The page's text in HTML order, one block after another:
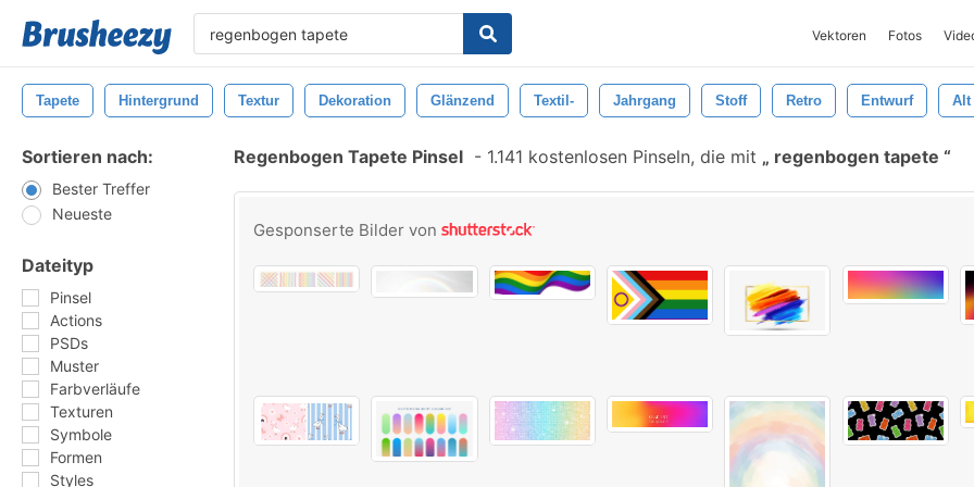
Vektoren Fotos
Tapete Hintergrund Textur Dekoration Glänzend Textil- Jahrgang Stoff Retro Entwurf Alt
Sortieren nach:
Bester Treffer
Neueste
Dateityp
Pinsel
Actions
PSDs
Muster
Farbverläufe
Texturen
Symbole
Formen
Styles
Regenbogen Tapete Pinsel - 1.141 kostenlosen Pinseln, die mit regenbogen tapete
Gesponserte Bilder von